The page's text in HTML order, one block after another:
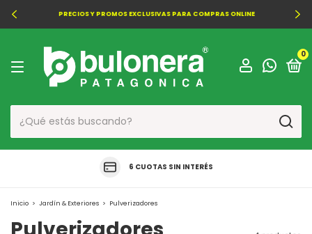
PRECIOS Y PROMOS EXCLUSIVAS PARA COMPRAS ONLINE
0
6 CUOTAS SIN INTERÉS
Inicio > Jardín & Exteriores > Pulverizadores